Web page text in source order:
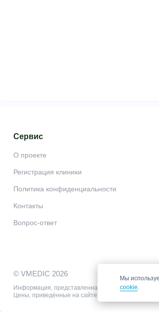
Сервис
О проекте
Регистрация клиники
Политика конфиденциальности
Контакты
Вопрос-ответ
© VMEDIC 2026
Информация, представленная на сайте, не может
Цены, приведённые на сайте, не окончательные,
Мы
cookie.